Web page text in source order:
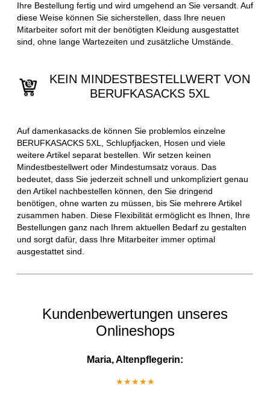
Ihre Bestellung fertig und wird umgehend an Sie versandt. Auf
diese Weise können Sie sicherstellen, dass Ihre neuen
Mitarbeiter sofort mit der benötigten Kleidung ausgestattet
sind, ohne lange Wartezeiten und zusätzliche Umstände.
KEIN MINDESTBESTELLWERT VON
BERUFKASACKS 5XL
Auf damenkasacks.de können Sie problemlos einzelne
BERUFKASACKS 5XL, Schlupfjacken, Hosen und viele
weitere Artikel separat bestellen. Wir setzen keinen
Mindestbestellwert oder Mindestumsatz voraus. Das
bedeutet, dass Sie jederzeit schnell und unkompliziert genau
den Artikel nachbestellen können, den Sie dringend
benötigen, ohne warten zu müssen, bis Sie mehrere Artikel
zusammen haben. Diese Flexibilität ermöglicht es Ihnen, Ihre
Bestellungen ganz nach Ihrem aktuellen Bedarf zu gestalten
und sorgt dafür, dass Ihre Mitarbeiter immer optimal
ausgestattet sind.
Kundenbewertungen unseres
Onlineshops
Maria, Altenpflegerin:
★★★★★